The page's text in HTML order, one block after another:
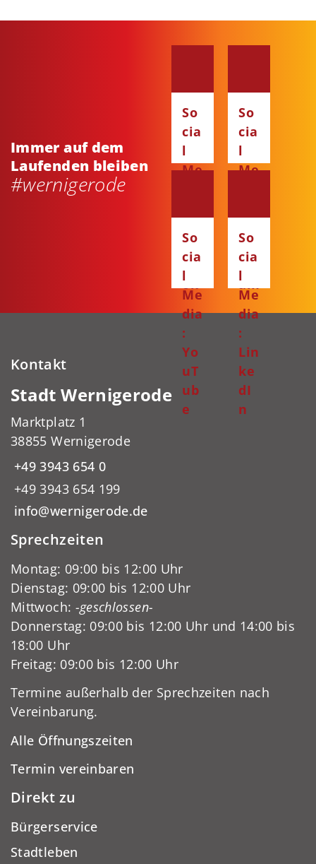
Immer auf dem
Laufenden bleiben
#wernigerode
So
cia
l
Me
ce
bo
ok
So
cia
l
Me
ta
gr
am
So
cia
l
Me
dia
:
Yo
uT
ub
e
So
cia
l
Me
dia
:
Lin
ke
dI
n
Kontakt
Stadt Wernigerode
Marktplatz 1
38855 Wernigerode
+49 3943 654 0
+49 3943 654 199
info@wernigerode.de
Sprechzeiten
Montag: 09:00 bis 12:00 Uhr
Dienstag: 09:00 bis 12:00 Uhr
Mittwoch: -geschlossen-
Donnerstag: 09:00 bis 12:00 Uhr und 14:00 bis
18:00 Uhr
Freitag: 09:00 bis 12:00 Uhr
Termine außerhalb der Sprechzeiten nach
Vereinbarung.
Alle Öffnungszeiten
Termin vereinbaren
Direkt zu
Bürgerservice
Stadtleben